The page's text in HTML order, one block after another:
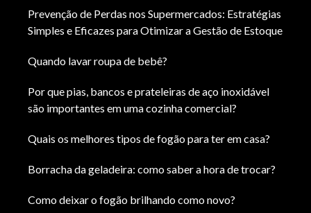
Prevenção de Perdas nos Supermercados: Estratégias
Simples e Eficazes para Otimizar a Gestão de Estoque
Quando lavar roupa de bebê?
Por que pias, bancos e prateleiras de aço inoxidável
são importantes em uma cozinha comercial?
Quais os melhores tipos de fogão para ter em casa?
Borracha da geladeira: como saber a hora de trocar?
Como deixar o fogão brilhando como novo?